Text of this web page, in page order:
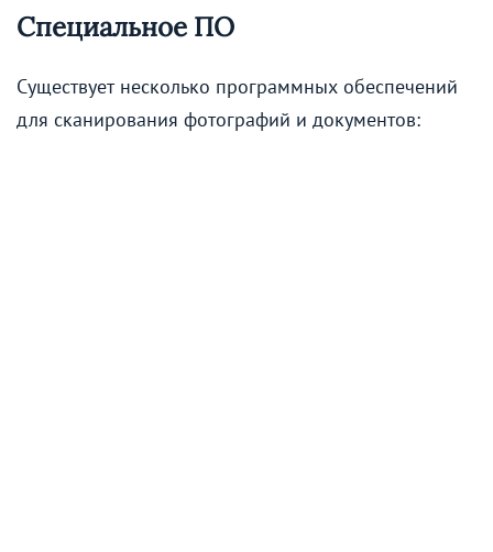
Специальное ПО
Существует несколько программных обеспечений
для сканирования фотографий и документов: